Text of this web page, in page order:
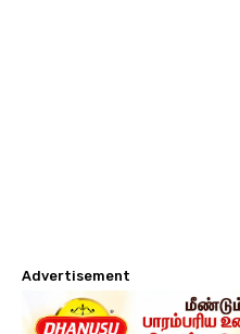
Advertisement